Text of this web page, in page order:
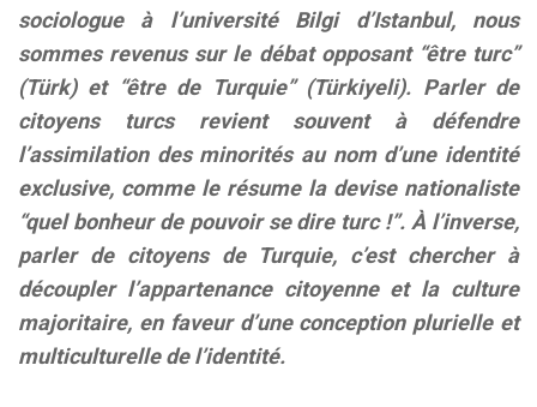
sociologue à l’université Bilgi d’Istanbul, nous
sommes revenus sur le débat opposant “être turc”
(Türk) et “être de Turquie” (Türkiyeli). Parler de
citoyens turcs revient souvent à défendre
l’assimilation des minorités au nom d’une identité
exclusive, comme le résume la devise nationaliste
“quel bonheur de pouvoir se dire turc !”. À l’inverse,
parler de citoyens de Turquie, c’est chercher à
découpler l’appartenance citoyenne et la culture
majoritaire, en faveur d’une conception plurielle et
multiculturelle de l’identité.